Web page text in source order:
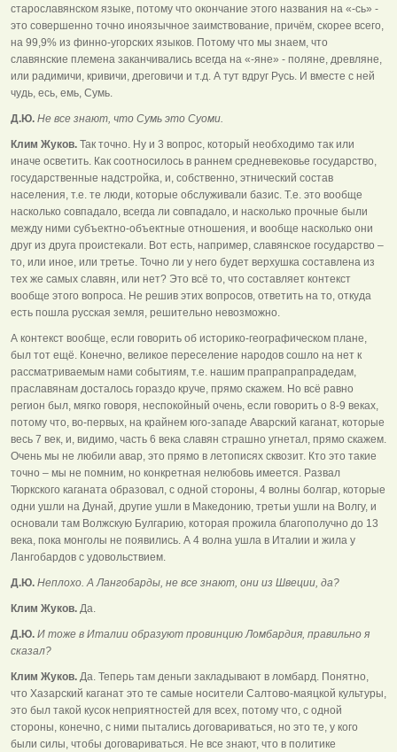
старославянском языке, потому что окончание этого названия на «-сь» -
это совершенно точно иноязычное заимствование, причём, скорее всего,
на 99,9% из финно-угорских языков. Потому что мы знаем, что
славянские племена заканчивались всегда на «-яне» - поляне, древляне,
или радимичи, кривичи, дреговичи и т.д. А тут вдруг Русь. И вместе с ней
чудь, есь, емь, Сумь.
Д.Ю. Не все знают, что Сумь это Суоми.
Клим Жуков. Так точно. Ну и 3 вопрос, который необходимо так или
иначе осветить. Как соотносилось в раннем средневековье государство,
государственные надстройка, и, собственно, этнический состав
населения, т.е. те люди, которые обслуживали базис. Т.е. это вообще
насколько совпадало, всегда ли совпадало, и насколько прочные были
между ними субъектно-объектные отношения, и вообще насколько они
друг из друга проистекали. Вот есть, например, славянское государство –
то, или иное, или третье. Точно ли у него будет верхушка составлена из
тех же самых славян, или нет? Это всё то, что составляет контекст
вообще этого вопроса. Не решив этих вопросов, ответить на то, откуда
есть пошла русская земля, решительно невозможно.
А контекст вообще, если говорить об историко-географическом плане,
был тот ещё. Конечно, великое переселение народов сошло на нет к
рассматриваемым нами событиям, т.е. нашим прапрапрапрадедам,
праславянам досталось гораздо круче, прямо скажем. Но всё равно
регион был, мягко говоря, неспокойный очень, если говорить о 8-9 веках,
потому что, во-первых, на крайнем юго-западе Аварский каганат, которые
весь 7 век, и, видимо, часть 6 века славян страшно угнетал, прямо скажем.
Очень мы не любили авар, это прямо в летописях сквозит. Кто это такие
точно – мы не помним, но конкретная нелюбовь имеется. Развал
Тюркского каганата образовал, с одной стороны, 4 волны болгар, которые
одни ушли на Дунай, другие ушли в Македонию, третьи ушли на Волгу, и
основали там Волжскую Булгарию, которая прожила благополучно до 13
века, пока монголы не появились. А 4 волна ушла в Италии и жила у
Лангобардов с удовольствием.
Д.Ю. Неплохо. А Лангобарды, не все знают, они из Швеции, да?
Клим Жуков. Да.
Д.Ю. И тоже в Италии образуют провинцию Ломбардия, правильно я
сказал?
Клим Жуков. Да. Теперь там деньги закладывают в ломбард. Понятно,
что Хазарский каганат это те самые носители Салтово-маяцкой культуры,
это был такой кусок неприятностей для всех, потому что, с одной
стороны, конечно, с ними пытались договариваться, но это те, у кого
были силы, чтобы договариваться. Не все знают, что в политике